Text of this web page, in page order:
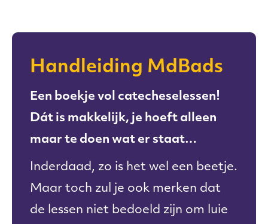
Handleiding MdBads
Een boekje vol catecheselessen!
Dát is makkelijk, je hoeft alleen
maar te doen wat er staat…
Inderdaad, zo is het wel een beetje.
Maar toch zul je ook merken dat
de lessen niet bedoeld zijn om luie